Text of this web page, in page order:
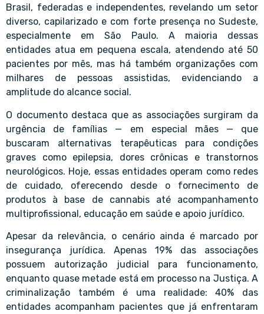
Brasil, federadas e independentes, revelando um setor
diverso, capilarizado e com forte presença no Sudeste,
especialmente em São Paulo. A maioria dessas
entidades atua em pequena escala, atendendo até 50
pacientes por mês, mas há também organizações com
milhares de pessoas assistidas, evidenciando a
amplitude do alcance social.
O documento destaca que as associações surgiram da
urgência de famílias — em especial mães — que
buscaram alternativas terapêuticas para condições
graves como epilepsia, dores crônicas e transtornos
neurológicos. Hoje, essas entidades operam como redes
de cuidado, oferecendo desde o fornecimento de
produtos à base de cannabis até acompanhamento
multiprofissional, educação em saúde e apoio jurídico.
Apesar da relevância, o cenário ainda é marcado por
insegurança jurídica. Apenas 19% das associações
possuem autorização judicial para funcionamento,
enquanto quase metade está em processo na Justiça. A
criminalização também é uma realidade: 40% das
entidades acompanham pacientes que já enfrentaram